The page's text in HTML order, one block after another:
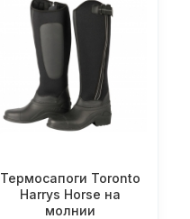
Термосапоги Toronto
Harrys Horse на
молнии